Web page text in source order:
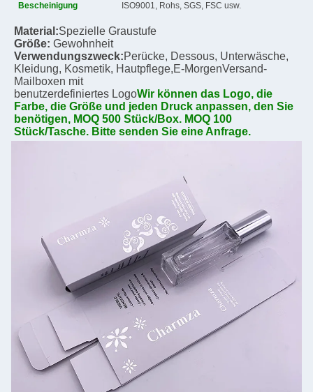
Bescheinigung ISO9001, Rohs, SGS, FSC usw.
Material:Spezielle Graustufe
Größe: Gewohnheit
Verwendungszweck:Perücke, Dessous, Unterwäsche,
Kleidung, Kosmetik, Hautpflege,E-MorgenVersand-
Mailboxen mit
benutzerdefiniertes LogoWir können das Logo, die
Farbe, die Größe und jeden Druck anpassen, den Sie
benötigen, MOQ 500 Stück/Box. MOQ 100
Stück/Tasche. Bitte senden Sie eine Anfrage.